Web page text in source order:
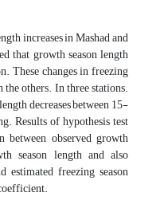
increases in Mashad and
that growth season length
These changes in freezing
the others. In three stations.
decreases between 15-
Results of hypothesis test
observed growth
season length and also
estimated freezing season